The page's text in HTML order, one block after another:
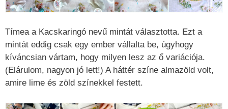
Tímea a Kacskaringó nevű mintát választotta. Ezt a
mintát eddig csak egy ember vállalta be, úgyhogy
kíváncsian vártam, hogy milyen lesz az ő variációja.
(Elárulom, nagyon jó lett!) A háttér színe almazöld volt,
amire lime és zöld színekkel festett.